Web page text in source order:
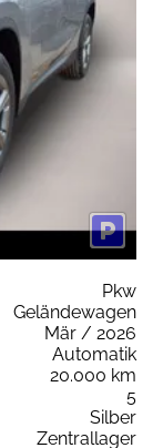
Pkw
Geländewagen
Mär / 2026
Automatik
20.000 km
5
Silber
Zentrallager